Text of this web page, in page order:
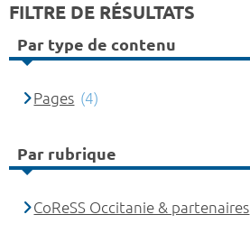
FILTRE DE RÉSULTATS
Par type de contenu
Pages (4)
Par rubrique
CoReSS Occitanie & partenaires